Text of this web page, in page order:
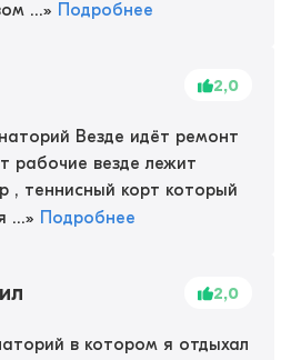
...» Подробнее
2,0
Везде идёт ремонт
рабочие везде лежит
, теннисный корт который
...» Подробнее
2,0
в котором я отдыхал